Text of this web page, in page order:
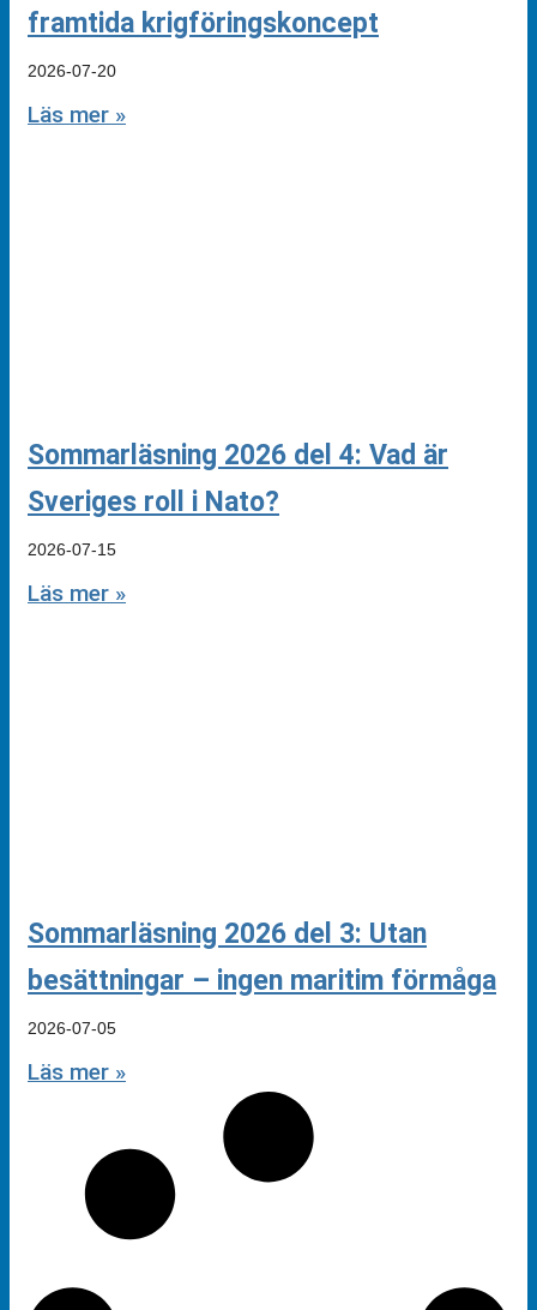
framtida krigföringskoncept
2026-07-20
Läs mer »
Sommarläsning 2026 del 4: Vad är
Sveriges roll i Nato?
2026-07-15
Läs mer »
Sommarläsning 2026 del 3: Utan
besättningar – ingen maritim förmåga
2026-07-05
Läs mer »